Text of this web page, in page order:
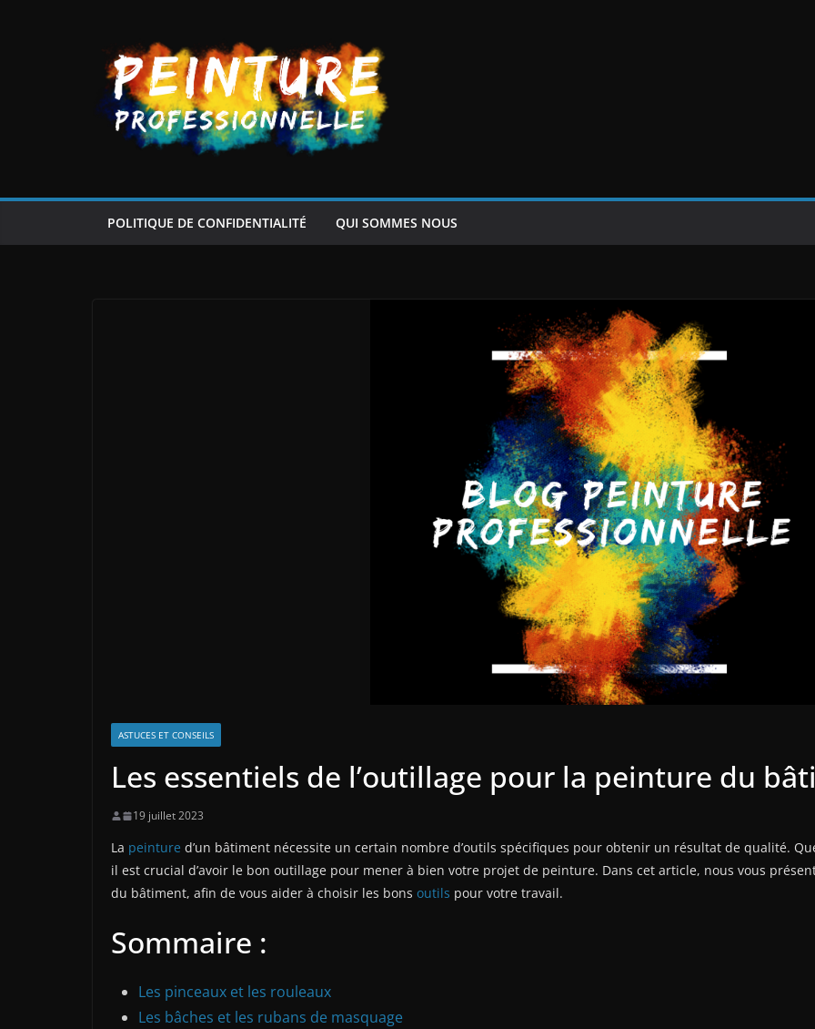
POLITIQUE DE CONFIDENTIALITÉ QUI SOMMES NOUS
ASTUCES ET CONSEILS
Les essentiels de l’outillage pour la peinture du
19 juillet 2023
La peinture d’un bâtiment nécessite un certain nombre d’outils spécifiques pour obtenir un résultat de qualité.
il est crucial d’avoir le bon outillage pour mener à bien votre projet de peinture. Dans cet article, nous vous
du bâtiment, afin de vous aider à choisir les bons outils pour votre travail.
Sommaire :
Les pinceaux et les rouleaux
Les bâches et les rubans de masquage